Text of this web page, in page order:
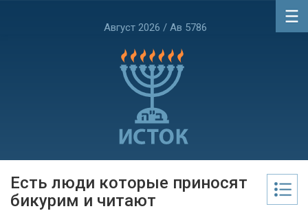
Август 2026 / Ав 5786
Есть люди которые приносят
бикурим и читают